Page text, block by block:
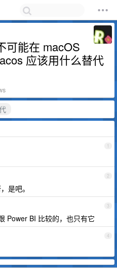
可能在 macOS
应该用什么替代
1
2
是吧。
3
Power BI 比较的，也只有它
4